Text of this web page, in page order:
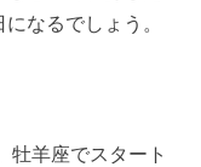
なるでしょう。
牡羊座でスタート